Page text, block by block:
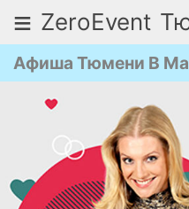
≡ ZeroEvent
Афиша Тюмени В